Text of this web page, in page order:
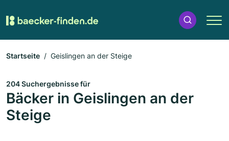
Startseite Geislingen an der Steige
204 Suchergebnisse für
Bäcker in Geislingen an der
Steige